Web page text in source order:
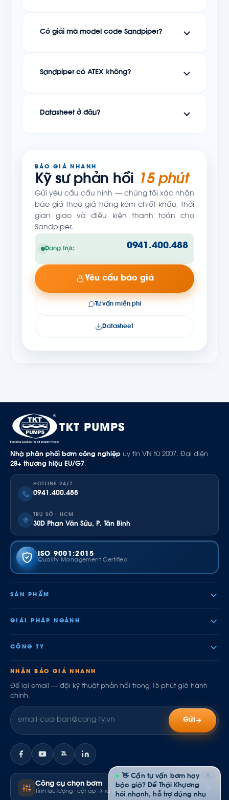
Có giải mã model code Sandpiper?
Sandpiper có ATEX không?
Datasheet ở đâu?
BÁO GIÁ NHANH
Kỹ sư phản hồi 15 phút
Gửi yêu cầu cấu hình — chúng tôi xác nhận
báo giá theo giá hãng kèm chiết khấu, thời
gian giao và điều kiện thanh toán cho
Sandpiper.
Đang trực 0941.400.488
Yêu cầu báo giá
Tư vấn miễn phí
Datasheet
TKT PUMPS
Nhà phân phối bơm công nghiệp uy tín VN từ 2007. Đại diện
28+ thương hiệu EU/G7.
HOTLINE 24/7
0941.400.488
TRỤ SỞ · HCM
30D Phan Văn Sửu, P. Tân Bình
ISO 9001:2015
Quality Management Certified
SẢN PHẨM
GIẢI PHÁP NGÀNH
CÔNG TY
NHẬN BÁO GIÁ NHANH
Để lại email — đội kỹ thuật phản hồi trong 15 phút giờ hành
chính.
Gửi
ZL
Công cụ chọn bơm
Tính lưu lượng · cột áp → ra model
✕
👋 Cần tư vấn bơm hay
báo giá? Để Thái Khương
hỏi nhanh, hỗ trợ đúng nhu